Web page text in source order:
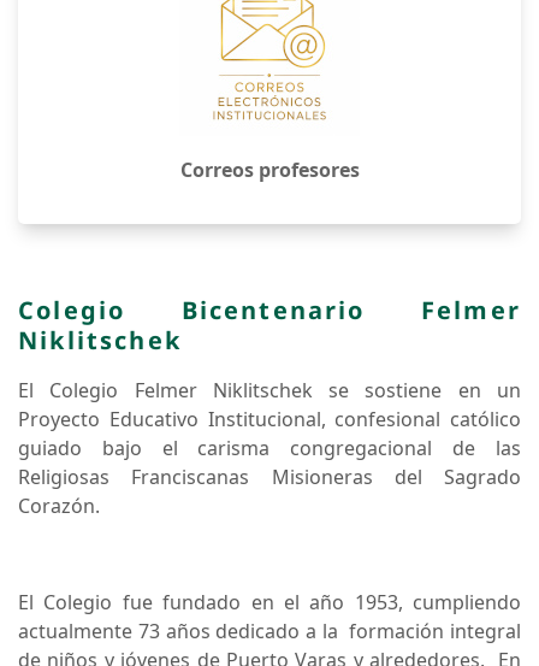
Religiosas Franciscanas Misioneras del Sagrado
actualmente 73 años dedicado a la formación integral
un sano ambiente de aprendizaje.
FELMER TV